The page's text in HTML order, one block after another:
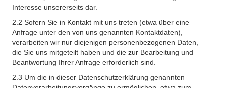
Interesse unsererseits dar.
2.2 Sofern Sie in Kontakt mit uns treten (etwa über eine
Anfrage unter den von uns genannten Kontaktdaten),
verarbeiten wir nur diejenigen personenbezogenen Daten,
die Sie uns mitgeteilt haben und die zur Bearbeitung und
Beantwortung Ihrer Anfrage erforderlich sind.
2.3 Um die in dieser Datenschutzerklärung genannten